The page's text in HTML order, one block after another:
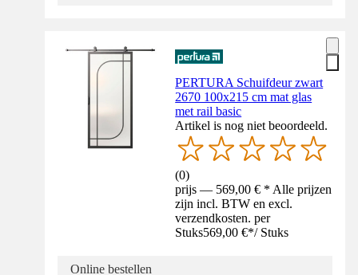
PERTURA Schuifdeur zwart
2670 100x215 cm mat glas
met rail basic
Artikel is nog niet beoordeeld.
(0)
prijs — 569,00 € * Alle prijzen
zijn incl. BTW en excl.
verzendkosten. per
Stuks569,00 €*/ Stuks
Online bestellen